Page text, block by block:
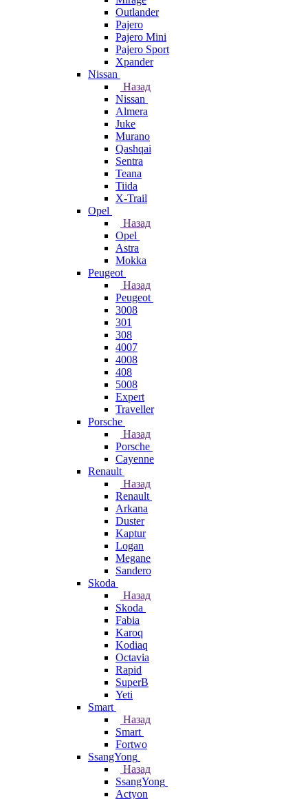
Outlander
Pajero
Pajero Mini
Pajero Sport
Xpander
Nissan
Назад
Nissan
Almera
Juke
Murano
Qashqai
Sentra
Teana
Tiida
X-Trail
Opel
Назад
Opel
Astra
Mokka
Peugeot
Назад
Peugeot
3008
301
308
4007
4008
408
5008
Expert
Traveller
Porsche
Назад
Porsche
Cayenne
Renault
Назад
Renault
Arkana
Duster
Kaptur
Logan
Megane
Sandero
Skoda
Назад
Skoda
Fabia
Karoq
Kodiaq
Octavia
Rapid
SuperB
Yeti
Smart
Назад
Smart
Fortwo
SsangYong
Назад
SsangYong
Actyon